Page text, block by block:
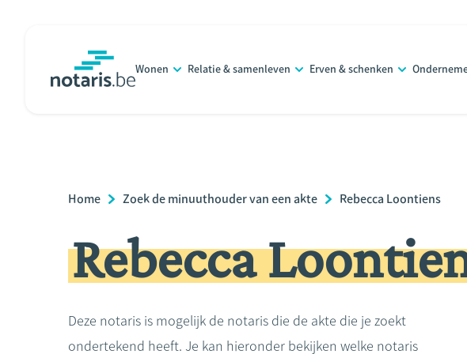
Wonen Relatie & samenleven Erven & schenken
Breadcrumb
Home Zoek de minuuthouder van een akte Rebecca Loontiens
Rebecca
Deze notaris is mogelijk de notaris die de akte die je zoekt
ondertekend heeft. Je kan hieronder bekijken welke notaris